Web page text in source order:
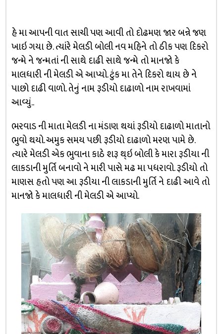
હે મા આપની વાત સાચી પણ આવી તો દોઢમણ જાર બન્ને જણ
ખાઇ ગયા છે. ત્યાંરે મેલડી બોલી નવ મહિને તો ઠીક પણ દિકરો
જન્મે ને જન્મતાં ની સાથે દાઢી સાથે જન્મે તો માનજો કે
માલધારી ની મેલડી એ આપ્યો. ટુંક મા તેને દિકરો થાય છે ને
પાછો દાઢી વાળો. તેનું નામ રૂડીયો દાઢાળો નામ રાખવામાં
આવ્યું..
ભરવાડ ની માતા મેલડી ના મંડાણ થયાં રૂડીયો દાઢાળો માતાનો
ભુવો થયો. અમુક સમય પછી રૂડીયો દાઢાળો મરણ પામે છે.
ત્યારે મેલડી એક ભુવાના કાઠે શરૂ થ્ઇ બોલી કે મારા રૂડીયા ની
લાકડાની મુર્તિ બનાવો ને મારી પાસે મઢ મા પધરાવો. રૂડીયો તો
માણસ હતો પણ આ રૂડીયા ની લાકડાની મુર્તિ ને દાઢી આવે તો
માનજો કે માલધારી ની મેલડી એ આપ્યો.